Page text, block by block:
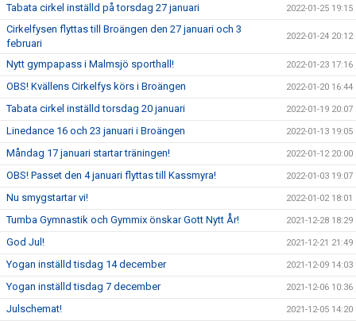
Tabata cirkel inställd på torsdag 27 januari 2022-01-25 19:15
Cirkelfysen flyttas till Broängen den 27 januari och 3
februari
2022-01-24 20:12
Nytt gympapass i Malmsjö sporthall! 2022-01-23 17:16
OBS! Kvällens Cirkelfys körs i Broängen 2022-01-20 16:44
Tabata cirkel inställd torsdag 20 januari 2022-01-19 20:07
Linedance 16 och 23 januari i Broängen 2022-01-13 19:05
Måndag 17 januari startar träningen! 2022-01-12 20:00
OBS! Passet den 4 januari flyttas till Kassmyra! 2022-01-03 19:07
Nu smygstartar vi! 2022-01-02 18:01
Tumba Gymnastik och Gymmix önskar Gott Nytt År! 2021-12-28 18:29
God Jul! 2021-12-21 21:49
Yogan inställd tisdag 14 december 2021-12-09 14:03
Yogan inställd tisdag 7 december 2021-12-06 10:36
Julschemat! 2021-12-05 14:20